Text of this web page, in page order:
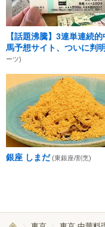
【話題沸騰】3連単連続
馬予想サイト、ついに判明
ーツ)
銀座 しまだ (東銀座/割烹)